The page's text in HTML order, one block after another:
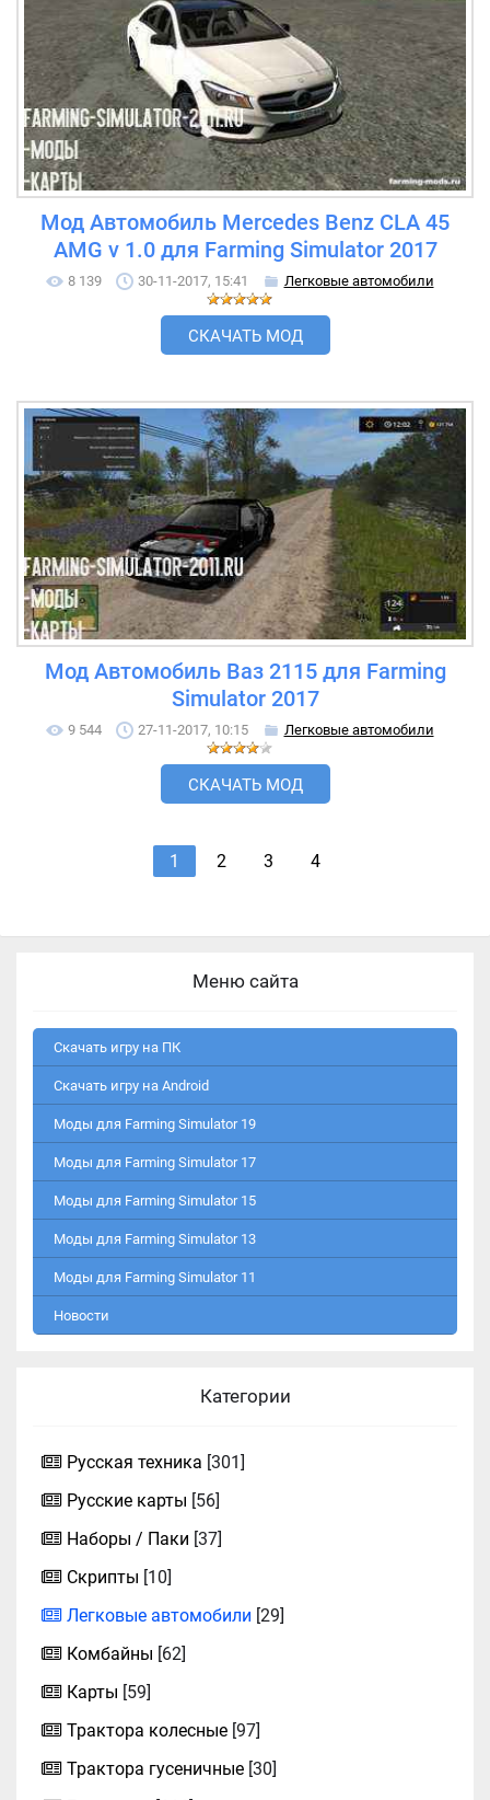
Мод Автомобиль Mercedes Benz CLA 45
AMG v 1.0 для Farming Simulator 2017
8 139 30-11-2017, 15:41 Легковые автомобили
СКАЧАТЬ МОД
Мод Автомобиль Ваз 2115 для Farming
Simulator 2017
9 544 27-11-2017, 10:15 Легковые автомобили
СКАЧАТЬ МОД
1 2 3 4
Меню сайта
Скачать игру на ПК
Скачать игру на Android
Моды для Farming Simulator 19
Моды для Farming Simulator 17
Моды для Farming Simulator 15
Моды для Farming Simulator 13
Моды для Farming Simulator 11
Новости
Категории
Русская техника [301]
Русские карты [56]
Наборы / Паки [37]
Скрипты [10]
Легковые автомобили [29]
Комбайны [62]
Карты [59]
Трактора колесные [97]
Трактора гусеничные [30]